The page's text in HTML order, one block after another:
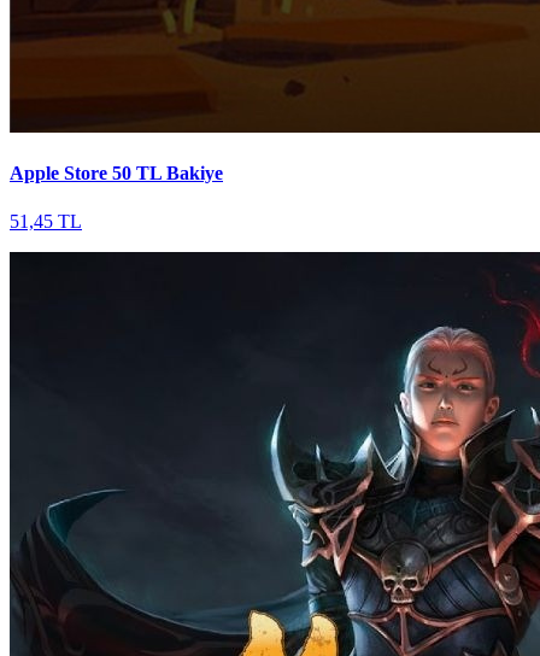
Apple Store 50 TL Bakiye
51,45 TL